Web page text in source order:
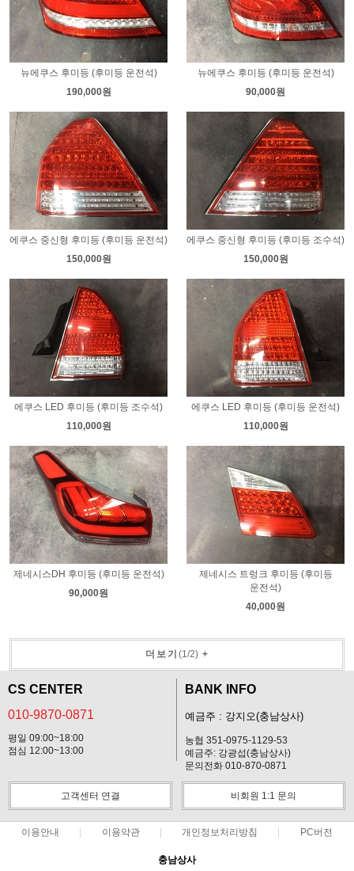
뉴에쿠스 후미등 (후미등 운전석)
190,000원
뉴에쿠스 후미등 (후미등 운전석)
90,000원
에쿠스 중신형 후미등 (후미등 운전석)
150,000원
에쿠스 중신형 후미등 (후미등 조수석)
150,000원
에쿠스 LED 후미등 (후미등 조수석)
110,000원
에쿠스 LED 후미등 (후미등 운전석)
110,000원
제네시스DH 후미등 (후미등 운전석)
90,000원
제네시스 트렁크 후미등 (후미등
운전석)
40,000원
더보기 (1/2)+
CS CENTER
010-9870-0871
평일 09:00~18:00
점심 12:00~13:00
BANK INFO
예금주 : 강지오(충남상사)
농협 351-0975-1129-53
예금주: 강광섭(충남상사)
문의전화 010-870-0871
고객센터 연결 비회원 1:1 문의
이용안내 이용약관 개인정보처리방침 PC버전
충남상사